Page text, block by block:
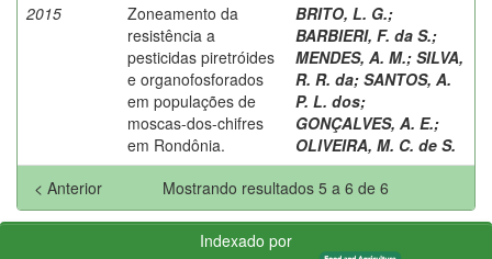
2015
Zoneamento da
resistência a
pesticidas piretróides
e organofosforados
em populações de
moscas-dos-chifres
em Rondônia.
BRITO, L. G.;
BARBIERI, F. da S.;
MENDES, A. M.; SILVA,
R. R. da; SANTOS, A.
P. L. dos;
GONÇALVES, A. E.;
OLIVEIRA, M. C. de S.
Mostrando resultados 5 a 6 de 6
< Anterior
Indexado por